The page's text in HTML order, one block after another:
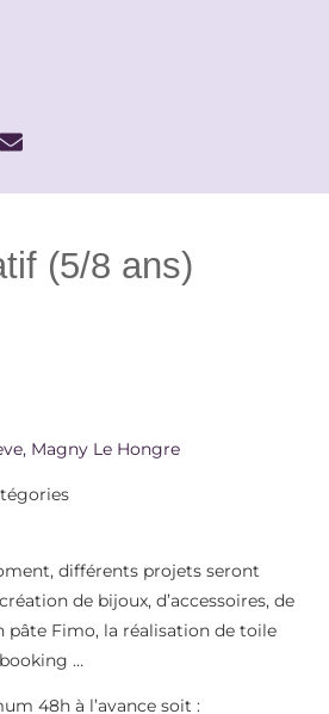
(5/8 ans)
Magny Le Hongre
différents projets seront
de bijoux, d’accessoires, de
pâte Fimo, la réalisation de toile
…
48h à l’avance soit :